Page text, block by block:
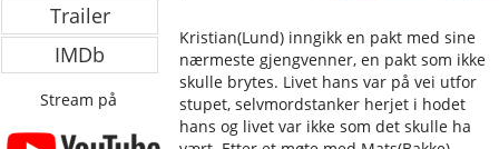
Trailer
IMDb
Stream på
Kristian(Lund) inngikk en pakt med sine
nærmeste gjengvenner, en pakt som ikke
skulle brytes. Livet hans var på vei utfor
stupet, selvmordstanker herjet i hodet
hans og livet var ikke som det skulle ha